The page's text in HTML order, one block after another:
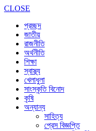
CLOSE
প্রচ্ছদ
জাতীয়
রাজনীতি
অর্থনীতি
শিক্ষা
স্বাস্থ্য
খেলাধুলা
সাংস্কৃতি বিনোদ
কৃষি
অন্যান্য
সাহিত্য
প্রেস বিজ্ঞপ্তি